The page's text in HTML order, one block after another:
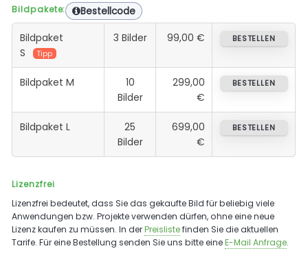
Bildpakete: Bestellcode
Bildpaket
S
Tipp
3 Bilder 99,00 € BESTELLEN
Bildpaket M
10
Bilder
299,00
€
BESTELLEN
Bildpaket L
25
Bilder
699,00
€
BESTELLEN
Lizenzfrei
Lizenzfrei bedeutet, dass Sie das gekaufte Bild für beliebig viele
Anwendungen bzw. Projekte verwenden dürfen, ohne eine neue
Lizenz kaufen zu müssen. In derPreislistefinden Sie die aktuellen
Tarife. Für eine Bestellung senden Sie uns bitte eineE-Mail Anfrage.